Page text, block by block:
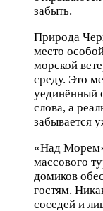
забыть.
Природа
место
морской
среду. Это
уединённый
слова, а
забывается
«Над
массового
домиков
гостям.
соседей и